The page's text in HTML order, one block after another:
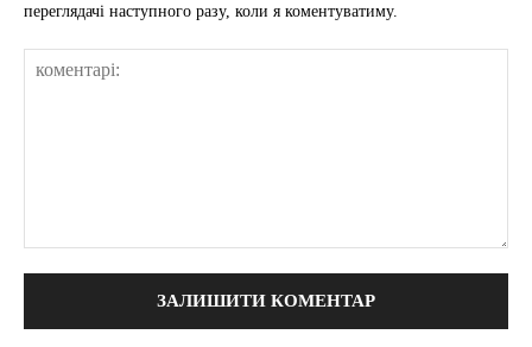
переглядачі наступного разу, коли я коментуватиму.